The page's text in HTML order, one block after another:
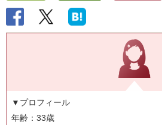
▼プロフィール
年齢：33歳